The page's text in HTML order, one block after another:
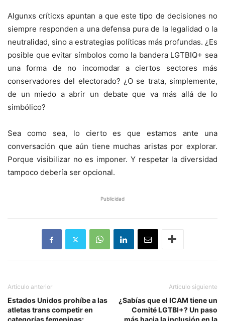
Algunxs críticxs apuntan a que este tipo de decisiones no
siempre responden a una defensa pura de la legalidad o la
neutralidad, sino a estrategias políticas más profundas. ¿Es
posible que evitar símbolos como la bandera LGTBIQ+ sea
una forma de no incomodar a ciertos sectores más
conservadores del electorado? ¿O se trata, simplemente,
de un miedo a abrir un debate que va más allá de lo
simbólico?
Sea como sea, lo cierto es que estamos ante una
conversación que aún tiene muchas aristas por explorar.
Porque visibilizar no es imponer. Y respetar la diversidad
tampoco debería ser opcional.
Publicidad
Artículo anterior
Estados Unidos prohíbe a las
atletas trans competir en
Artículo siguiente
¿Sabías que el ICAM tiene un
Comité LGTBI+? Un paso